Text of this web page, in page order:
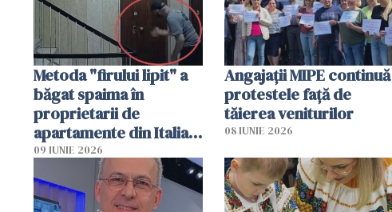
Metoda "firului lipit" a
băgat spaima în
proprietarii de
apartamente din Italia.
Poliția, sesizată
09 IUNIE 2026
Angajaţii MIPE continuă
protestele faţă de
tăierea veniturilor
08 IUNIE 2026